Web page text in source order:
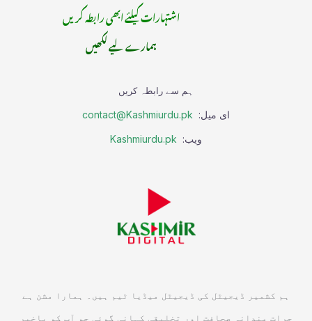
اشتہارات کیلئے ابھی رابطہ کریں
ہمارے لیے لکھیں
ہم سے رابطہ کریں
ای میل: contact@Kashmiurdu.pk
ویب: Kashmiurdu.pk
ہم کشمیر ڈیجیٹل کی ڈیجیٹل میڈیا ٹیم ہیں۔ ہمارا مشن ہے
جرات مندانہ صحافت اور تخلیقی کہانی گوئی جو آپ کو باخبر